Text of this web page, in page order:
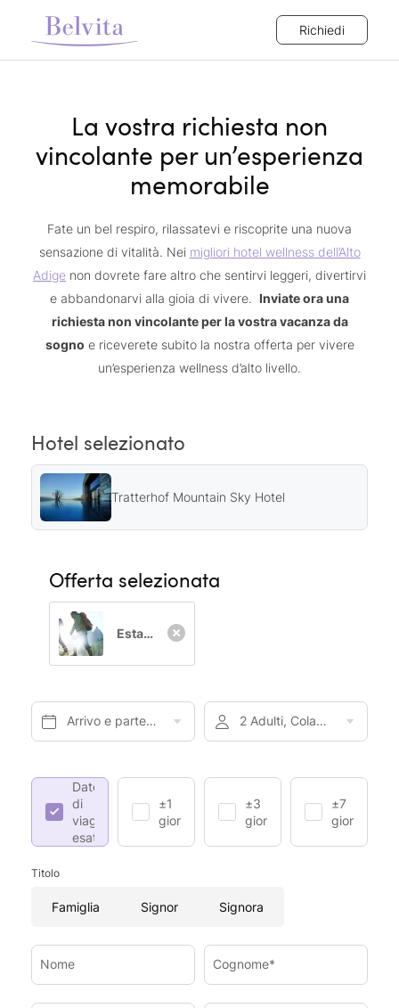
Richiedi
La vostra richiesta non
vincolante per un’esperienza
memorabile
Fate un bel respiro, rilassatevi e riscoprite una nuova
sensazione di vitalità. Nei migliori hotel wellness dell’Alto
Adige non dovrete fare altro che sentirvi leggeri, divertirvi
e abbandonarvi alla gioia di vivere. Inviate ora una
richiesta non vincolante per la vostra vacanza da
sogno e riceverete subito la nostra offerta per vivere
un’esperienza wellness d’alto livello.
Offerta selezionata
Estate da sogno al Tratterhof 14=13
Arrivo e partenza* 2 Adulti, Colazione
Date
di
viaggio
esatte
±1
giorno
±3
giorni
±7
giorni
Titolo
Famiglia Signor Signora
Nome Cognome*
Hotel selezionato
Tratterhof Mountain Sky Hotel